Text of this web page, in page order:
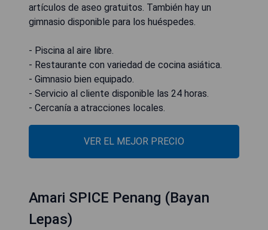
artículos de aseo gratuitos. También hay un
gimnasio disponible para los huéspedes.
- Piscina al aire libre.
- Restaurante con variedad de cocina asiática.
- Gimnasio bien equipado.
- Servicio al cliente disponible las 24 horas.
- Cercanía a atracciones locales.
VER EL MEJOR PRECIO
Amari SPICE Penang (Bayan
Lepas)